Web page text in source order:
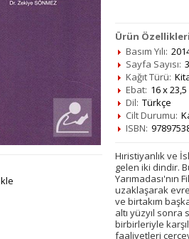
Ürün Özellikleri
Basım Yılı:
Sayfa Sayısı:
Kağıt Türü:
Ebat: 16 x 23,5
Dil: Türkçe
Cilt Durumu:
ISBN:
Hıristiyanlık ve
gelen iki dindir.
Yarımadası'nın
uzaklaşarak
ve birtakım
altı yüzyıl
birbirleriyle
faaliyetleri